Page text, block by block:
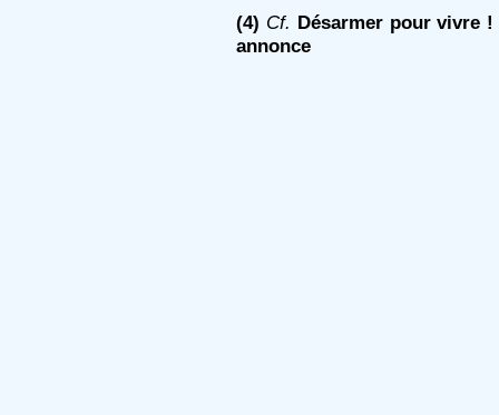
(4) Cf. Désarmer pour vivre
annonce